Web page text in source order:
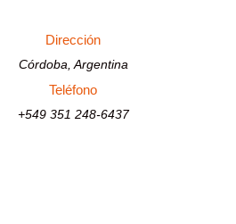
Dirección
Córdoba, Argentina
Teléfono
+549 351 248-6437